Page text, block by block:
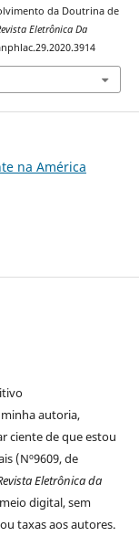
da Doutrina de
Eletrônica Da
na América
minha autoria,
ciente de que estou
(Nº9609, de
Eletrônica da
digital, sem
taxas aos autores.